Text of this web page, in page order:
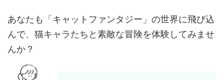
あなたも「キャットファンタジー」の世界に飛び込
んで、猫キャラたちと素敵な冒険を体験してみませ
んか？